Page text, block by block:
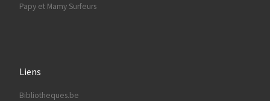
Papy et Mamy Surfeurs
Liens
Bibliotheques.be